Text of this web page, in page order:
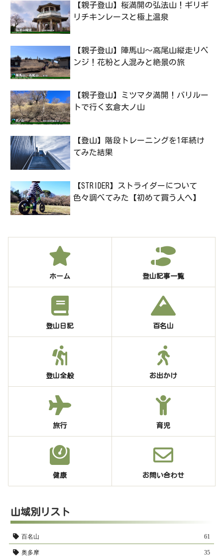
【親子登山】桜満開の弘法山！ギリギ
リチキンレースと極上温泉
【親子登山】陣馬山〜高尾山縦走リベ
ンジ！花粉と人混みと絶景の旅
【親子登山】ミツマタ満開！バリルー
トで行く玄倉大ノ山
【登山】階段トレーニングを1年続け
てみた結果
【STRIDER】ストライダーについて
色々調べてみた【初めて買う人へ】
ホーム 登山記事一覧
登山日記 百名山
登山全般 お出かけ
旅行 育児
健康 お問い合わせ
山域別リスト
百名山 61
奥多摩 35